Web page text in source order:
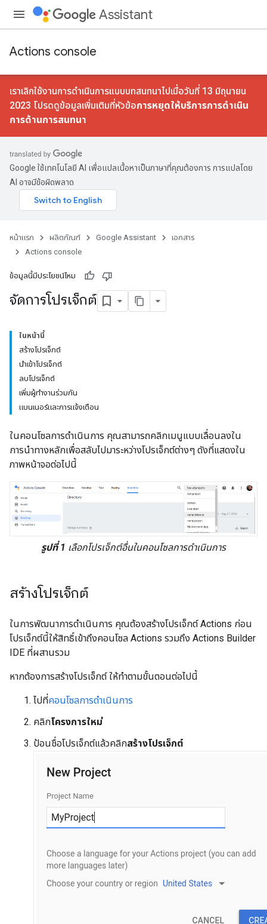
Assistant
Actions console
เราเลิกใช้งานการดําเนินการแบบบทสนทนาไปเมื่อวันที่ 13 มิถุนายน
2023 โปรดดูข้อมูลเพิ่มเติมที่หัวข้อการหยุดให้บริการการดําเนิน
การด้านการสนทนา
Google ใช้เทคโนโลยี AI เพื่อแปลเนื้อหาเป็นภาษาที่คุณต้องการ การแปลโดย
AI อาจมีข้อผิดพลาด
หน้าแรก ผลิตภัณฑ์ Google Assistant
เอกสาร
Actions console
ข้อมูลนี้มีประโยชน์ไหม
จัดการโปรเจ็กต์
ในหน้านี้
สร้างโปรเจ็กต์
นำเข้าโปรเจ็กต์
ลบโปรเจ็กต์
เพิ่มผู้ทำงานร่วมกัน
แบนเนอร์และการแจ้งเตือน
ในคอนโซลการดำเนินการ คุณสามารถคลิกเมนูแบบเลื่อนลงใน
การนำทางหลักเพื่อสลับไปมาระหว่างโปรเจ็กต์ต่างๆ ดังที่แสดงใน
ภาพหน้าจอต่อไปนี้
รูปที่ 1 เลือกโปรเจ็กต์อื่นในคอนโซลการดำเนินการ
สร้างโปรเจ็กต์
ในการพัฒนาการดำเนินการ คุณต้องสร้างโปรเจ็กต์ Actions ก่อน
โปรเจ็กต์นี้ให้สิทธิ์เข้าถึงคอนโซล Actions รวมถึง Actions Builder
IDE ที่ผสานรวม
หากต้องการสร้างโปรเจ็กต์ ให้ทำตามขั้นตอนต่อไปนี้
ไปที่คอนโซลการดําเนินการ
คลิกโครงการใหม่
ป้อนชื่อโปรเจ็กต์แล้วคลิกสร้างโปรเจ็กต์